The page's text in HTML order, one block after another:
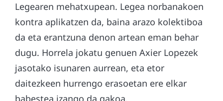
Legearen mehatxupean. Legea norbanakoen
kontra aplikatzen da, baina arazo kolektiboa
da eta erantzuna denon artean eman behar
dugu. Horrela jokatu genuen Axier Lopezek
jasotako isunaren aurrean, eta etor
daitezkeen hurrengo erasoetan ere elkar
babestea izango da gakoa.